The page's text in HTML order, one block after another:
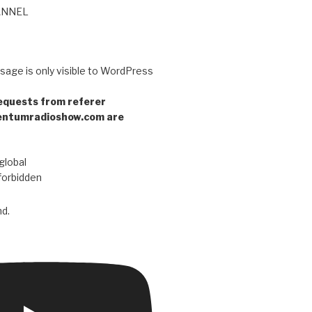
is only visible to WordPress
from referer
are